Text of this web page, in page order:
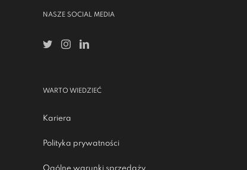
NASZE SOCIAL MEDIA
WARTO WIEDZIEĆ
Kariera
Polityka prywatności